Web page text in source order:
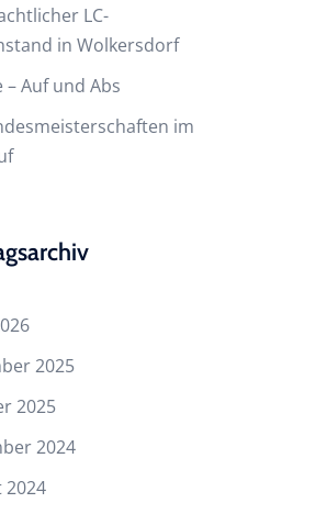
LC-
in Wolkersdorf
– Auf und Abs
im
2025
2025
2024
2024